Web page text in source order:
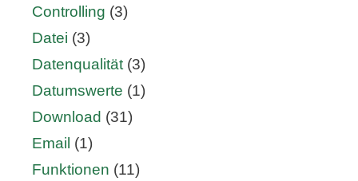
Controlling (3)
Datei (3)
Datenqualität (3)
Datumswerte (1)
Download (31)
Email (1)
Funktionen (11)